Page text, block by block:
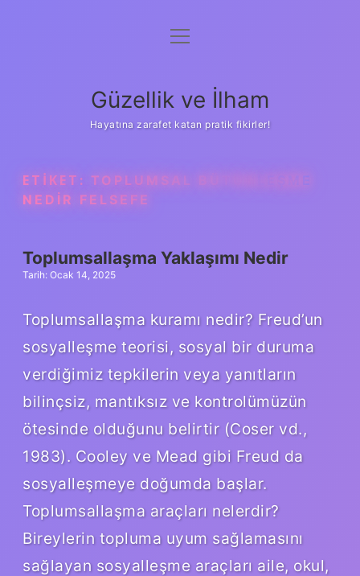
Anasayfa
Yasal Uyarı
menüyü
Güzellik ve İlham
Hayatına zarafet katan pratik fikirler!
ETIKET: TOPLUMSAL BÜTÜNLEŞME
NEDIR FELSEFE
Toplumsallaşma Yaklaşımı Nedir
Tarih: Ocak 14, 2025
Toplumsallaşma kuramı nedir? Freud’un
sosyalleşme teorisi, sosyal bir duruma
verdiğimiz tepkilerin veya yanıtların
bilinçsiz, mantıksız ve kontrolümüzün
ötesinde olduğunu belirtir (Coser vd.,
1983). Cooley ve Mead gibi Freud da
sosyalleşmeye doğumda başlar.
Toplumsallaşma araçları nelerdir?
Bireylerin topluma uyum sağlamasını
sağlayan sosyalleşme araçları aile, okul,